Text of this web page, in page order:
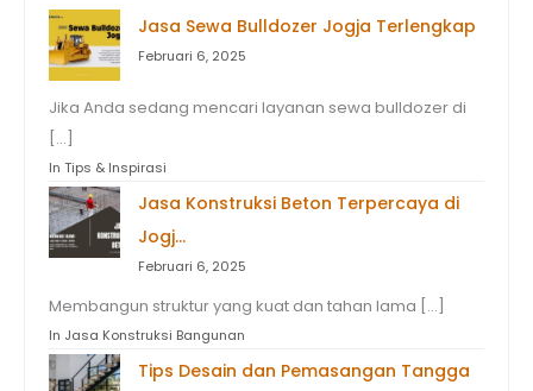
Jasa Sewa Bulldozer Jogja Terlengkap
Februari 6, 2025
Jika Anda sedang mencari layanan sewa bulldozer di
[…]
In Tips & Inspirasi
Jasa Konstruksi Beton Terpercaya di
Jogj…
Februari 6, 2025
Membangun struktur yang kuat dan tahan lama […]
In Jasa Konstruksi Bangunan
Tips Desain dan Pemasangan Tangga